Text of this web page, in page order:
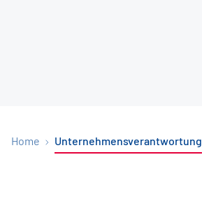
Home Unternehmensverantwortung